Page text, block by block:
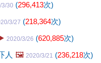
30 (296,413次)
3/27 (218,364次)
2020/3/26 (620,885次)
人 🖼️ 2020/3/21 (236,218次)